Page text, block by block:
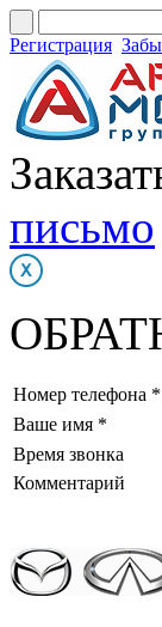
Регистрация
письмо
Номер телефона *
Ваше имя *
Время звонка
Комментарий